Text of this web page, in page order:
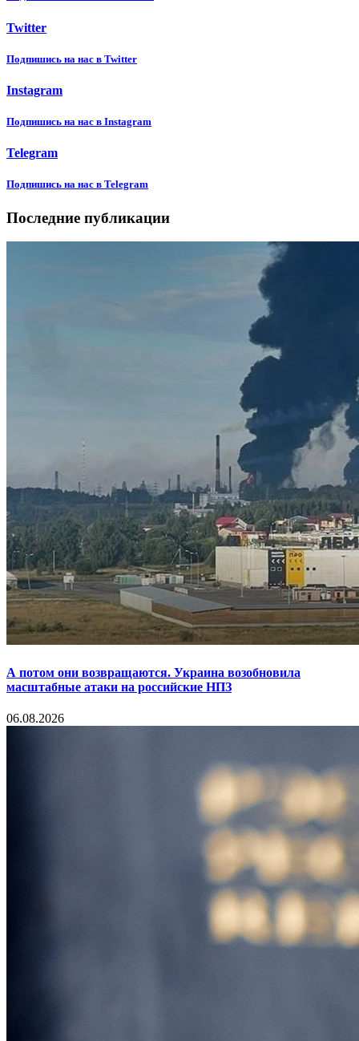
Twitter
Подпишиcь на нас в Twitter
Instagram
Подпишиcь на нас в Instagram
Telegram
Подпишиcь на нас в Telegram
Последние публикации
А потом они возвращаются. Украина возобновила
масштабные атаки на российские НПЗ
06.08.2026